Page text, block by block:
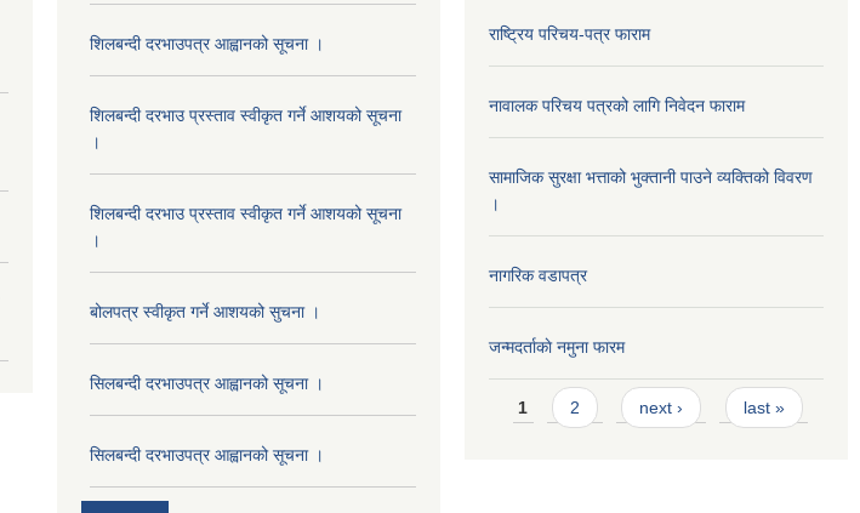
शिलबन्दी दरभाउपत्र आह्वानको सूचना ।
शिलबन्दी दरभाउ प्रस्ताव स्वीकृत गर्ने आशयको सूचना
।
शिलबन्दी दरभाउ प्रस्ताव स्वीकृत गर्ने आशयको सूचना
।
बोलपत्र स्वीकृत गर्ने आशयको सुचना ।
सिलबन्दी दरभाउपत्र आह्वानको सूचना ।
सिलबन्दी दरभाउपत्र आह्वानको सूचना ।
राष्ट्रिय परिचय-पत्र फाराम
नावालक परिचय पत्रको लागि निवेदन फाराम
सामाजिक सुरक्षा भत्ताको भुक्तानी पाउने व्यक्तिको विवरण
।
नागरिक वडापत्र
जन्मदर्ताकाे नमुना फारम
Pages
1 2 next › last »